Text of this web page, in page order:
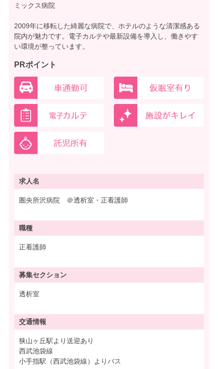
ミックス病院
2009年に移転した綺麗な病院で、ホテルのような清潔感ある
院内が魅力です。電子カルテや最新設備を導入し、働きやす
い環境が整っています。
PRポイント
求人名
圏央所沢病院 ＠透析室・正看護師
職種
正看護師
募集セクション
透析室
交通情報
狭山ヶ丘駅より送迎あり
西武池袋線
小手指駅（西武池袋線）よりバス